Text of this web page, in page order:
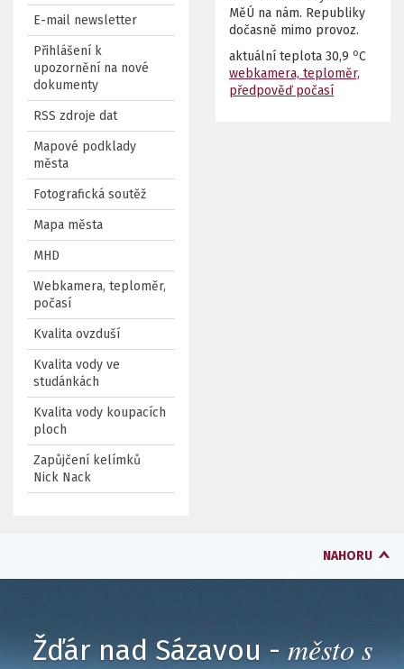
E-mail newsletter
Přihlášení k
upozornění na nové
dokumenty
RSS zdroje dat
Mapové podklady
města
Fotografická soutěž
Mapa města
MHD
Webkamera, teploměr,
počasí
Kvalita ovzduší
Kvalita vody ve
studánkách
Kvalita vody koupacích
ploch
Zapůjčení kelímků
Nick Nack
MěÚ na nám. Republiky
dočasně mimo provoz.
aktuální teplota 30,9 oC
webkamera, teploměr,
předpověď počasí
NAHORU
Žďár nad Sázavou - město s